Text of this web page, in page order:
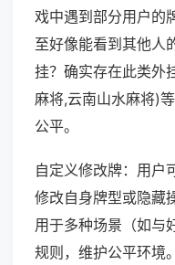
戏中遇到部分用户的
至好像能看到其他人
挂？确实存在此类外
麻将,云南山水麻将)
公平。
自定义修改牌：用户
修改自身牌型或隐藏
用于多种场景（如与
规则，维护公平环境。